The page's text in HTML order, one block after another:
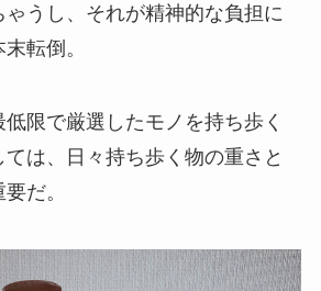
うし、それが精神的な負担に
転倒。
限で厳選したモノを持ち歩く
は、日々持ち歩く物の重さと
だ。